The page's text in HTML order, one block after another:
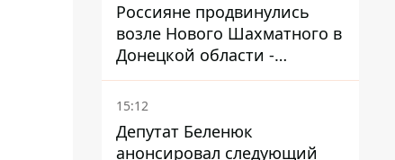
Россияне продвинулись
возле Нового Шахматного в
Донецкой области -
DeepState
15:12
Депутат Беленюк
анонсировал следующий